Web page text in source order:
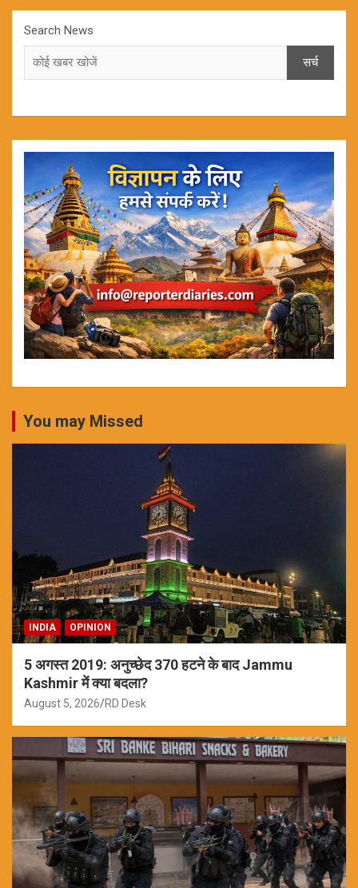
Search News
सर्च
You may Missed
INDIA OPINION
5 अगस्त 2019: अनुच्छेद 370 हटने के बाद Jammu
Kashmir में क्या बदला?
August 5, 2026 RD Desk